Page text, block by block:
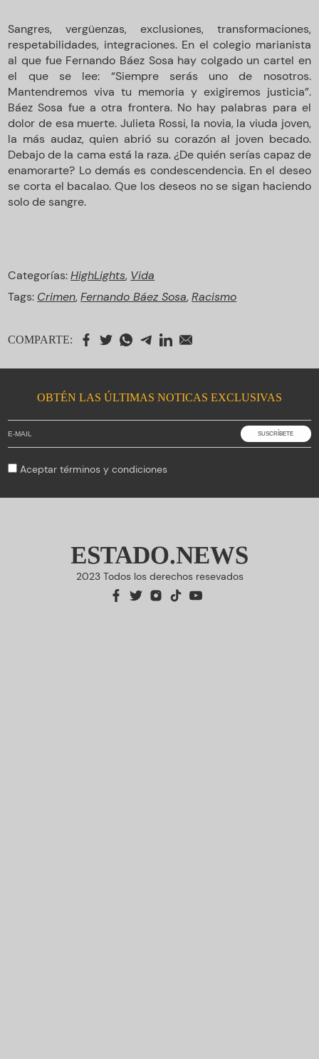
Sangres, vergüenzas, exclusiones, transformaciones,
respetabilidades, integraciones. En el colegio marianista
al que fue Fernando Báez Sosa hay colgado un cartel en
el que se lee: “Siempre serás uno de nosotros.
Mantendremos viva tu memoria y exigiremos justicia”.
Báez Sosa fue a otra frontera. No hay palabras para el
dolor de esa muerte. Julieta Rossi, la novia, la viuda joven,
la más audaz, quien abrió su corazón al joven becado.
Debajo de la cama está la raza. ¿De quién serías capaz de
enamorarte? Lo demás es condescendencia. En el deseo
se corta el bacalao. Que los deseos no se sigan haciendo
solo de sangre.
Categorías:HighLights, Vida
Tags: Crimen,Fernando Báez Sosa,Racismo
COMPARTE:
OBTÉN LAS ÚLTIMAS NOTICAS EXCLUSIVAS
Aceptartérminos y condiciones
ESTADO.NEWS
2023 Todos los derechos resevados